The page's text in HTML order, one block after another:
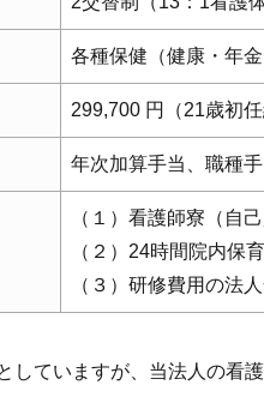
各種保健（健康・年
299,700 円（21歳初任
年次加算手当、職種
（１）看護師寮（自
（２）24時間院内保
（３）研修費用の法
ていますが、当法人の看護